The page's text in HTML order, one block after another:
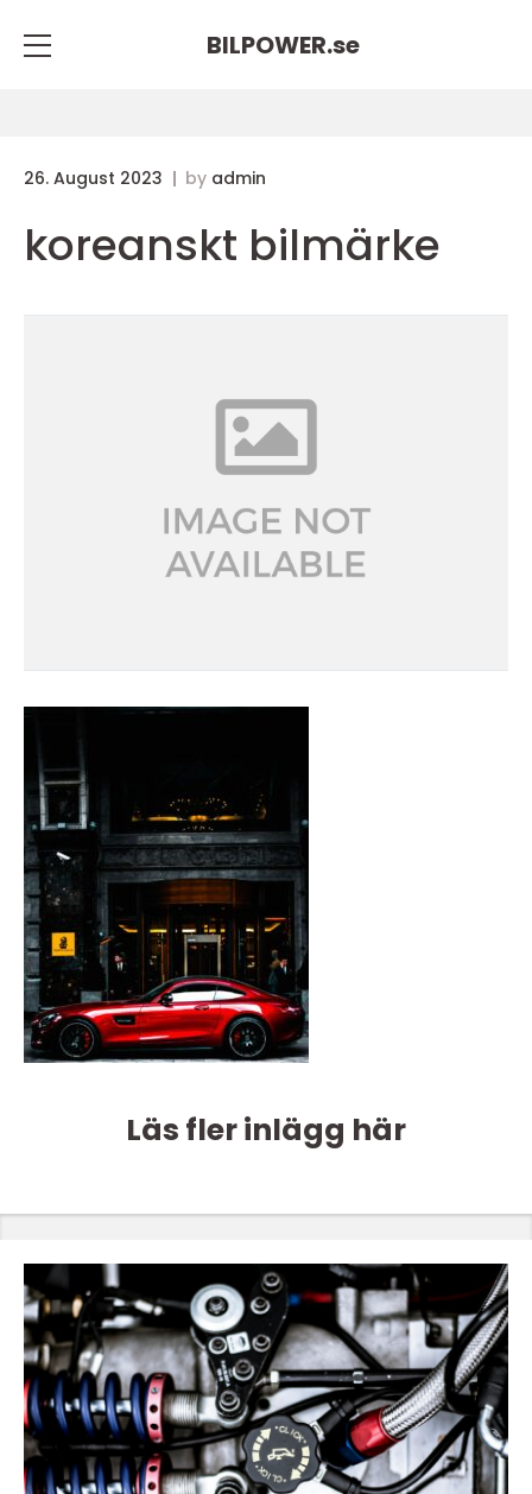
BILPOWER.se
26. August 2023 by admin
koreanskt bilmärke
Läs fler inlägg här